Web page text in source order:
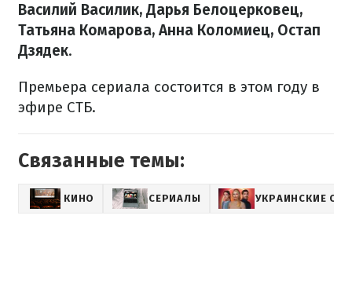
Василий Василик, Дарья Белоцерковец,
Татьяна Комарова, Анна Коломиец, Остап
Дзядек.
Премьера сериала состоится в этом году в
эфире СТБ.
Связанные темы:
КИНО СЕРИАЛЫ УКРАИНСКИЕ